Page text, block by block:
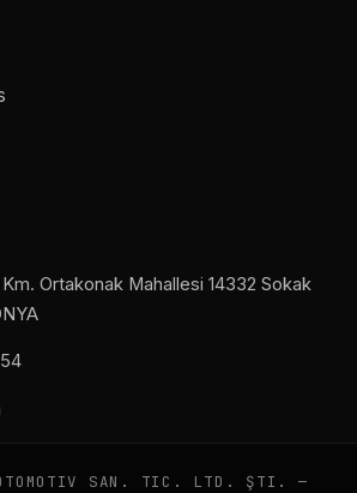
Ortakonak Mahallesi 14332 Sokak
SAN. TIC. LTD. ŞTI. —